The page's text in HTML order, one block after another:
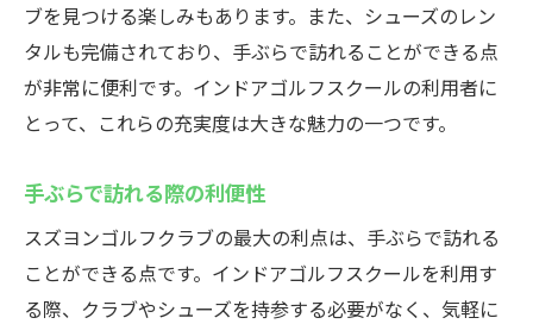
ブを見つける楽しみもあります。また、シューズのレン
タルも完備されており、手ぶらで訪れることができる点
が非常に便利です。インドアゴルフスクールの利用者に
とって、これらの充実度は大きな魅力の一つです。
手ぶらで訪れる際の利便性
スズヨンゴルフクラブの最大の利点は、手ぶらで訪れる
ことができる点です。インドアゴルフスクールを利用す
る際、クラブやシューズを持参する必要がなく、気軽に